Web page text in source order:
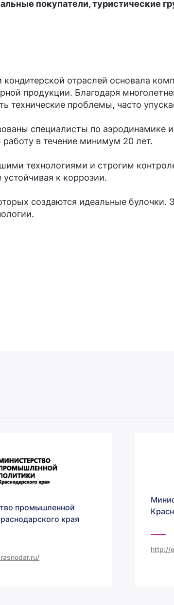
покупатели, туристические
отраслей основала
продукции. Благодаря
технические проблемы, часто
специалисты по аэродинамике
в течение минимум 20 лет.
технологиями и строгим
к коррозии.
создаются идеальные булочки.
промышленной
края
http://